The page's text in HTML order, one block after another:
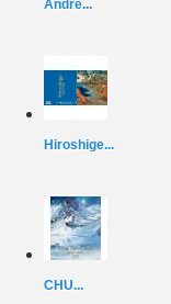
André...
Hiroshige...
CHU...